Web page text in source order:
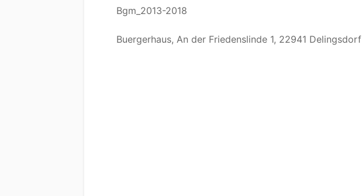
Bgm_2013-2018
Buergerhaus, An der Friedenslinde 1, 22941 Delingsdorf